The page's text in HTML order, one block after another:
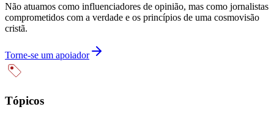
Não atuamos como influenciadores de opinião, mas como jornalistas
comprometidos com a verdade e os princípios de uma cosmovisão
cristã.
Torne-se um apoiador
Tópicos